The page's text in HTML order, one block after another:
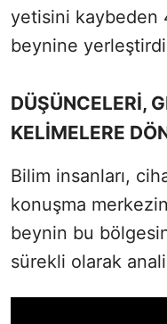
yetisini kaybeden
beynine
DÜŞÜNCELERİ,
KELİMELERE
Bilim insanları,
konuşma
beynin bu
sürekli olarak